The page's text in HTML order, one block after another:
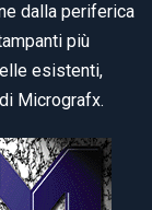
dalla periferica
più
esistenti,
di Micrografx.